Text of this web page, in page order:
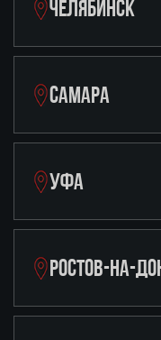
ЧЕЛЯБИНСК
САМАРА
УФА
РОСТОВ-НА-